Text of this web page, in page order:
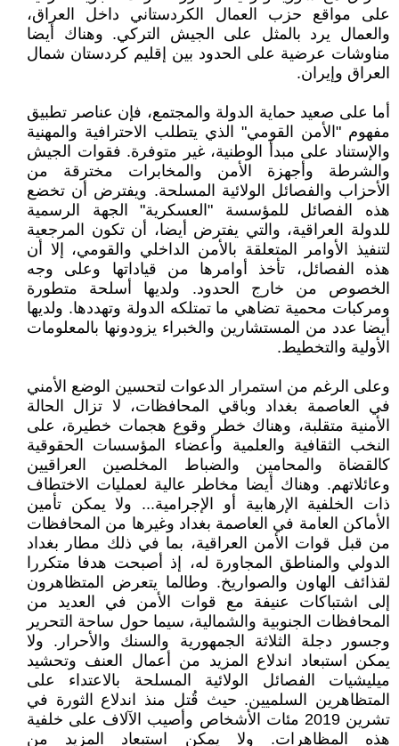
على مواقع حزب العمال الكردستاني داخل العراق،
والعمال يرد بالمثل على الجيش التركي. وهناك أيضا
مناوشات عرضية على الحدود بين إقليم كردستان شمال
العراق وإيران.
أما على صعيد حماية الدولة والمجتمع، فإن عناصر تطبيق
مفهوم "الأمن القومي" الذي يتطلب الاحترافية والمهنية
والإستناد على مبدأ الوطنية، غير متوفرة. فقوات الجيش
والشرطة وأجهزة الأمن والمخابرات مخترقة من
الأحزاب والفصائل الولائية المسلحة. ويفترض أن تخضع
هذه الفصائل للمؤسسة "العسكرية" الجهة الرسمية
للدولة العراقية، والتي يفترض أيضا، أن تكون المرجعية
لتنفيذ الأوامر المتعلقة بالأمن الداخلي والقومي، إلا أن
هذه الفصائل، تأخذ أوامرها من قياداتها وعلى وجه
الخصوص من خارج الحدود. ولديها أسلحة متطورة
ومركبات محمية تضاهي ما تمتلكه الدولة وتهددها. ولديها
أيضا عدد من المستشارين والخبراء يزودونها بالمعلومات
الأولية والتخطيط.
وعلى الرغم من استمرار الدعوات لتحسين الوضع الأمني
في العاصمة بغداد وباقي المحافظات، لا تزال الحالة
الأمنية متقلبة، وهناك خطر وقوع هجمات خطيرة، على
النخب الثقافية والعلمية وأعضاء المؤسسات الحقوقية
كالقضاة والمحامين والضباط المخلصين العراقيين
وعائلاتهم. وهناك أيضا مخاطر عالية لعمليات الاختطاف
ذات الخلفية الإرهابية أو الإجرامية... ولا يمكن تأمين
الأماكن العامة في العاصمة بغداد وغيرها من المحافظات
من قبل قوات الأمن العراقية، بما في ذلك مطار بغداد
الدولي والمناطق المجاورة له، إذ أصبحت هدفا متكررا
لقذائف الهاون والصواريخ. وطالما يتعرض المتظاهرون
إلى اشتباكات عنيفة مع قوات الأمن في العديد من
المحافظات الجنوبية والشمالية، سيما حول ساحة التحرير
وجسور دجلة الثلاثة الجمهورية والسنك والأحرار. ولا
يمكن استبعاد اندلاع المزيد من أعمال العنف وتحشيد
ميليشيات الفصائل الولائية المسلحة بالاعتداء على
المتظاهرين السلميين. حيث قُتل منذ اندلاع الثورة في
تشرين 2019 مئات الأشخاص وأصيب الآلاف على خلفية
هذه المظاهرات. ولا يمكن استبعاد المزيد من